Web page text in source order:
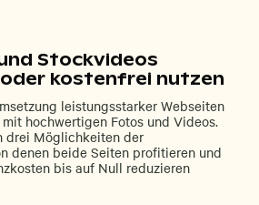
Stockvideos
kostenfrei nutzen
leistungsstarker Webseiten
hochwertigen Fotos und Videos.
drei Möglichkeiten der
denen beide Seiten profitieren und
bis auf Null reduzieren